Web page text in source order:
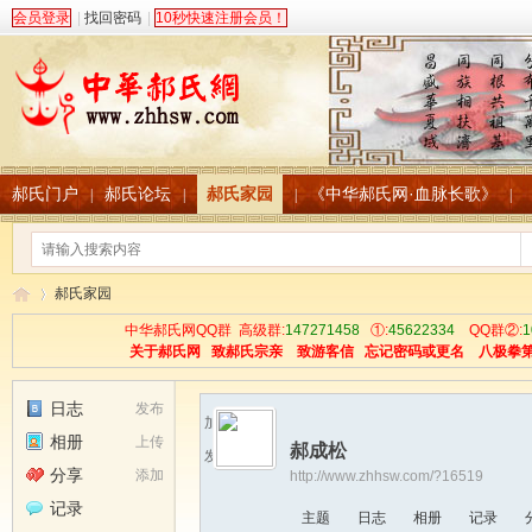
会员登录 找回密码 10秒快速注册会员！
郝氏门户 | 郝氏论坛 | 郝氏家园 《中华郝氏网·血脉长歌》
郝氏家园
中华郝氏网QQ群 高级群:147271458①:45622334QQ群②:
关于郝氏网
致郝氏宗亲 致游客信 忘记密码或更名 八极拳
发布
日志
上传
相册
添加
分享
记录
加为好友
发送消息
郝成松
http://www.zhhsw.com/?16519
主题 日志 相册 记录